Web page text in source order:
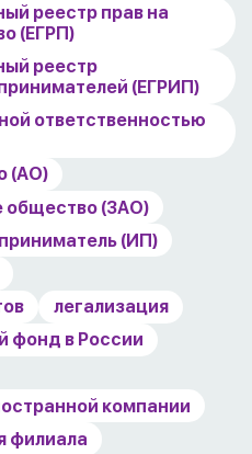
реестр прав на
(ЕГРП)
реестр
(ЕГРИП)
ответственностью
(АО)
общество (ЗАО)
(ИП)
легализация
фонд в России
компании
филиала